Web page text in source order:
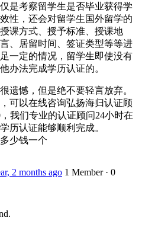
是考察留学生是否毕业获得学
性，还会对留学生国外留学的
课方式、授予标准、授课地
、居留时间、签证类型等等进
一定的情况，留学生即使没有
办法完成学历认证的。
遗憾，但是绝不要轻言放弃。
可以在线咨询弘扬海归认证顾
，我们专业的认证顾问24小时在
历认证能够顺利完成。
少钱一个
2 months ago 1 Member · 0